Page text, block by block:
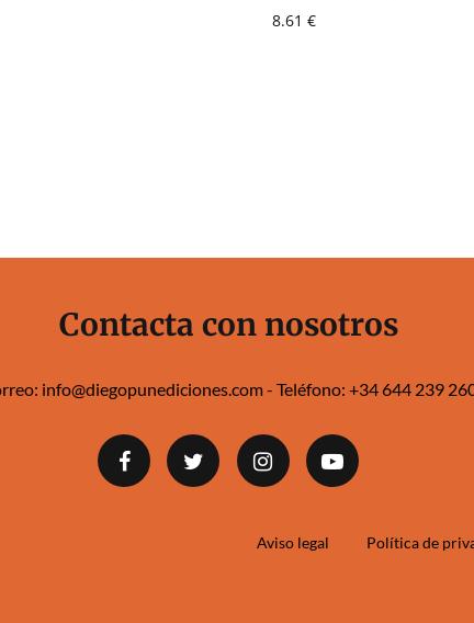
8.61 €
Contacta con nosotros
info@diegopunediciones.com- Teléfono: +34 644 239
Aviso legal Política de